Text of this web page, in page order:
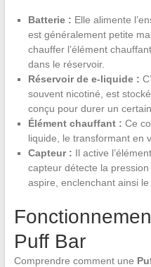
Batterie : Elle alimente
est généralement petite
chauffer l’élément
dans le réservoir.
Réservoir de e-liquide :
souvent nicotiné, est
conçu pour durer un
Élément chauffant : Ce
liquide, le transformant en
Capteur : Il active
capteur détecte la pression
aspire, enclenchant ainsi
Puff Bar
Comprendre comment une